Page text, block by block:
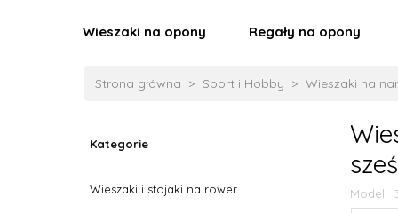
Wieszaki na opony Regały na opony
Strona główna Sport i Hobby Wieszaki na
Kategorie
Wieszaki i stojaki na rower Model: